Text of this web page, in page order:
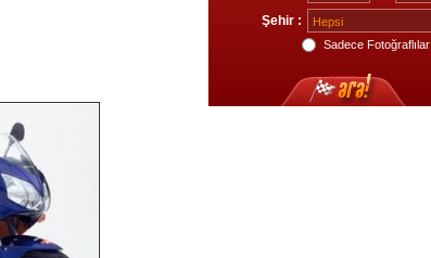
Şehir :
Sadece Fotoğraflılar